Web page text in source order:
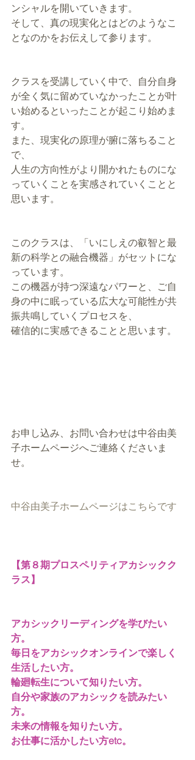
ンシャルを開いていきます。
そして、真の現実化とはどのようなこ
となのかをお伝えして参ります。
クラスを受講していく中で、自分自身
が全く気に留めていなかったことが叶
い始めるといったことが起こり始めま
す。
また、現実化の原理が腑に落ちること
で、
人生の方向性がより開かれたものにな
っていくことを実感されていくことと
思います。
このクラスは、「いにしえの叡智と最
新の科学との融合機器」がセットにな
っています。
この機器が持つ深遠なパワーと、ご自
身の中に眠っている広大な可能性が共
振共鳴していくプロセスを、
確信的に実感できることと思います。
お申し込み、お問い合わせは中谷由美
子ホームページへご連絡くださいま
せ。
中谷由美子ホームページはこちらです
【第８期プロスペリティアカシックク
ラス】
アカシックリーディングを学びたい
方。
毎日をアカシックオンラインで楽しく
生活したい方。
輪廻転生について知りたい方。
自分や家族のアカシックを読みたい
方。
未来の情報を知りたい方。
お仕事に活かしたい方etc。